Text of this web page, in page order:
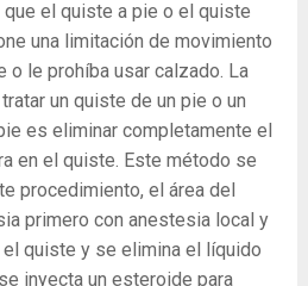
el quiste a pie o el quiste
una limitación de movimiento
o le prohíba usar calzado. La
un quiste de un pie o un
es eliminar completamente el
en el quiste. Este método se
procedimiento, el área del
primero con anestesia local y
el quiste y se elimina el líquido
inyecta un esteroide para